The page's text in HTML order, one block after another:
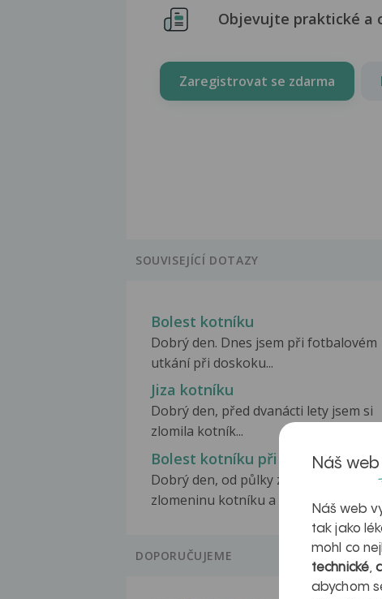
Objevujte praktické a
Zaregistrovat se zdarma
SOUVISEJÍCÍ DOTAZY
Bolest kotníku
Dobrý den. Dnes jsem při fotbalovém
utkání při doskoku...
Jiza kotníku
Dobrý den, před dvanácti lety jsem si
zlomila kotník...
Bolest kotníku při RHB
Dobrý den, od půlky září mám
zlomeninu kotníku a zánártních...
DOPORUČUJEME
Náš
Náš web
tak jako
mohl co
technické,
abychom